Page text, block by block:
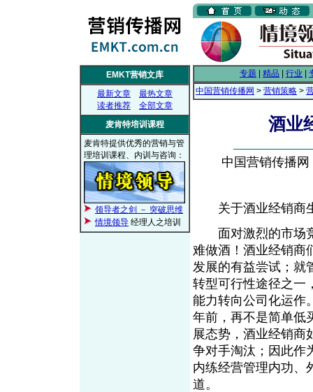
EMKT营销文库
最新文章
最热文章
读者推荐
全部文章
麦肯特培训课程
麦肯特提供优秀的营销与管
理培训课程、内训与咨询：
领导者之剑 － 突破思维
情境领导 经理人之培训
专题 精品 行业
中国营销传播网 > 营销策略 >
酒业
中国营销传播
关于酒业经销商
面对激烈的市场竞
难做酒！酒业经销商
发展的有益尝试；就
转型可行性途径之一
能力转向公司化运作
年前，再不是简单低
展态势，酒业经销商
争对手淘汰；因此作
内练经营管理内功、
道。